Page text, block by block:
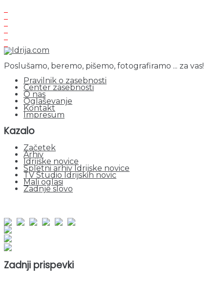
Poslušamo, beremo, pišemo, fotografiramo ... za vas!
Pravilnik o zasebnosti
Center zasebnosti
O nas
Oglaševanje
Kontakt
Impresum
Kazalo
Začetek
Arhiv
Idrijske novice
Spletni arhiv Idrijske novice
TV Studio Idrijskih novic
Mali oglasi
Zadnje slovo
Zadnji prispevki